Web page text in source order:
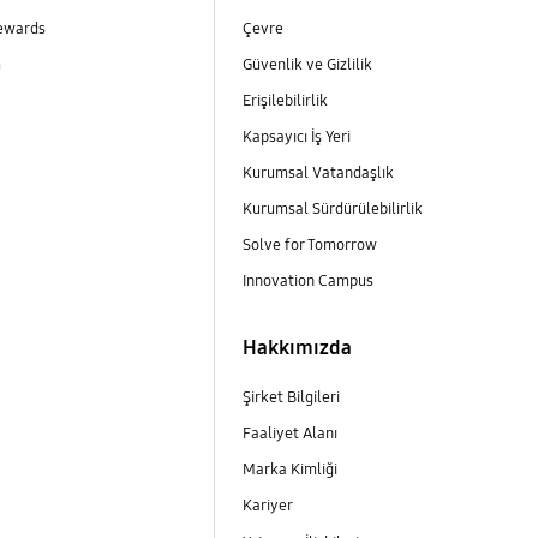
Çevre
Güvenlik ve Gizlilik
Erişilebilirlik
Kapsayıcı İş Yeri
Kurumsal Vatandaşlık
Kurumsal Sürdürülebilirlik
Solve for Tomorrow
Innovation Campus
Hakkımızda
Şirket Bilgileri
Faaliyet Alanı
Marka Kimliği
Kariyer